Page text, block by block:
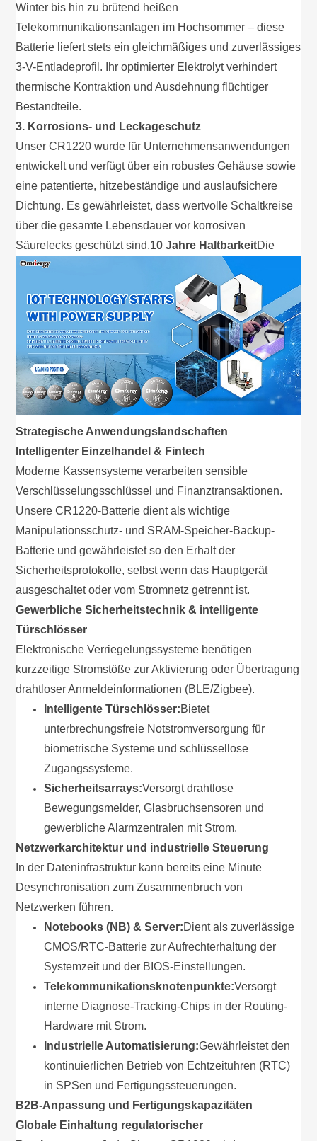
Winter bis hin zu brütend heißen
Telekommunikationsanlagen im Hochsommer – diese
Batterie liefert stets ein gleichmäßiges und zuverlässiges
3-V-Entladeprofil. Ihr optimierter Elektrolyt verhindert
thermische Kontraktion und Ausdehnung flüchtiger
Bestandteile.
3. Korrosions- und Leckageschutz
Unser CR1220 wurde für Unternehmensanwendungen
entwickelt und verfügt über ein robustes Gehäuse sowie
eine patentierte, hitzebeständige und auslaufsichere
Dichtung. Es gewährleistet, dass wertvolle Schaltkreise
über die gesamte Lebensdauer vor korrosiven
Säurelecks geschützt sind.10 Jahre HaltbarkeitDie
Strategische Anwendungslandschaften
Intelligenter Einzelhandel & Fintech
Moderne Kassensysteme verarbeiten sensible
Verschlüsselungsschlüssel und Finanztransaktionen.
Unsere CR1220-Batterie dient als wichtige
Manipulationsschutz- und SRAM-Speicher-Backup-
Batterie und gewährleistet so den Erhalt der
Sicherheitsprotokolle, selbst wenn das Hauptgerät
ausgeschaltet oder vom Stromnetz getrennt ist.
Gewerbliche Sicherheitstechnik & intelligente
Türschlösser
Elektronische Verriegelungssysteme benötigen
kurzzeitige Stromstöße zur Aktivierung oder Übertragung
drahtloser Anmeldeinformationen (BLE/Zigbee).
Intelligente Türschlösser:Bietet
unterbrechungsfreie Notstromversorgung für
biometrische Systeme und schlüssellose
Zugangssysteme.
Sicherheitsarrays:Versorgt drahtlose
Bewegungsmelder, Glasbruchsensoren und
gewerbliche Alarmzentralen mit Strom.
Netzwerkarchitektur und industrielle Steuerung
In der Dateninfrastruktur kann bereits eine Minute
Desynchronisation zum Zusammenbruch von
Netzwerken führen.
Notebooks (NB) & Server:Dient als zuverlässige
CMOS/RTC-Batterie zur Aufrechterhaltung der
Systemzeit und der BIOS-Einstellungen.
Telekommunikationsknotenpunkte:Versorgt
interne Diagnose-Tracking-Chips in der Routing-
Hardware mit Strom.
Industrielle Automatisierung:Gewährleistet den
kontinuierlichen Betrieb von Echtzeituhren (RTC)
in SPSen und Fertigungssteuerungen.
B2B-Anpassung und Fertigungskapazitäten
Globale Einhaltung regulatorischer